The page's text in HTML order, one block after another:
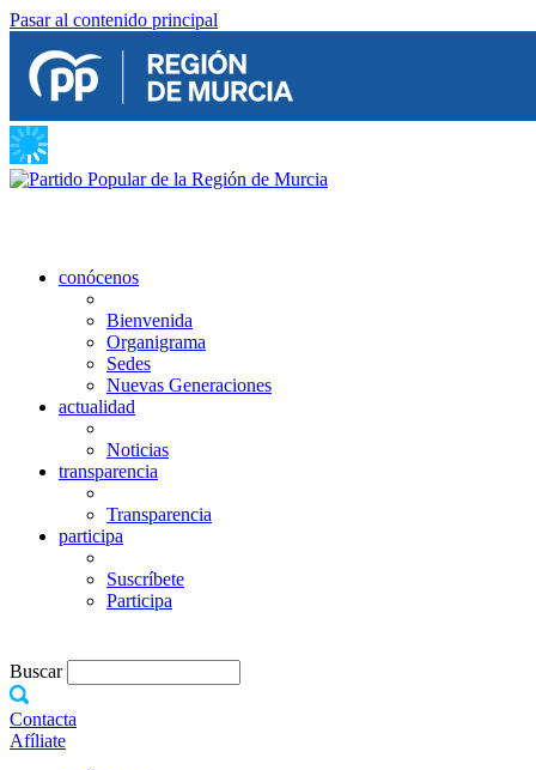
Pasar al contenido principal
conócenos
Bienvenida
Organigrama
Sedes
Nuevas Generaciones
actualidad
Noticias
transparencia
Transparencia
participa
Suscríbete
Participa
Buscar
Contacta
Afíliate